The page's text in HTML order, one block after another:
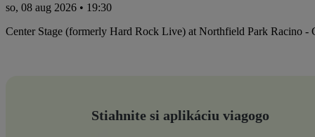
so, 08 aug 2026 • 19:30
Center Stage (formerly Hard Rock Live) at Northfield Park Racino -
Stiahnite si aplikáciu viagogo